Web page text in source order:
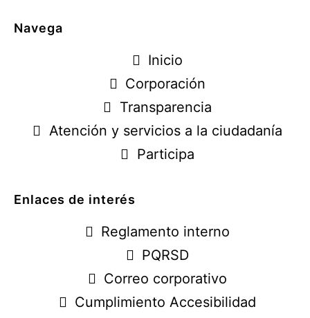
Navega
Inicio
Corporación
Transparencia
Atención y servicios a la ciudadanía
Participa
Enlaces de interés
Reglamento interno
PQRSD
Correo corporativo
Cumplimiento Accesibilidad